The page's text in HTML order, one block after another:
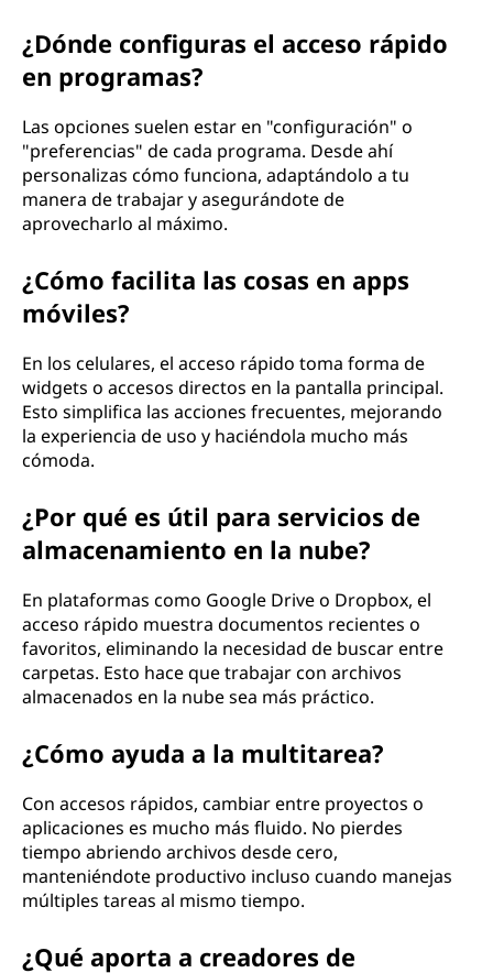
¿Dónde configuras el acceso rápido
en programas?
Las opciones suelen estar en "configuración" o
"preferencias" de cada programa. Desde ahí
personalizas cómo funciona, adaptándolo a tu
manera de trabajar y asegurándote de
aprovecharlo al máximo.
¿Cómo facilita las cosas en apps
móviles?
En los celulares, el acceso rápido toma forma de
widgets o accesos directos en la pantalla principal.
Esto simplifica las acciones frecuentes, mejorando
la experiencia de uso y haciéndola mucho más
cómoda.
¿Por qué es útil para servicios de
almacenamiento en la nube?
En plataformas como Google Drive o Dropbox, el
acceso rápido muestra documentos recientes o
favoritos, eliminando la necesidad de buscar entre
carpetas. Esto hace que trabajar con archivos
almacenados en la nube sea más práctico.
¿Cómo ayuda a la multitarea?
Con accesos rápidos, cambiar entre proyectos o
aplicaciones es mucho más fluido. No pierdes
tiempo abriendo archivos desde cero,
manteniéndote productivo incluso cuando manejas
múltiples tareas al mismo tiempo.
¿Qué aporta a creadores de